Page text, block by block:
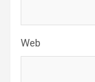
Web